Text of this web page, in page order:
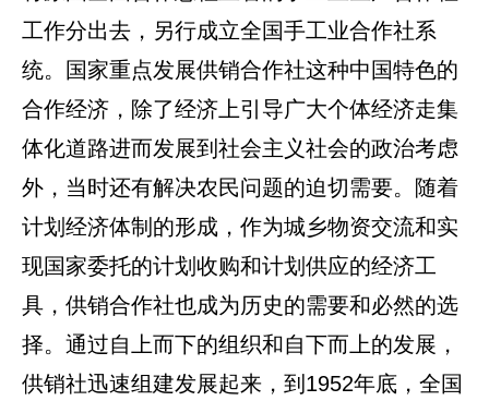
工作分出去，另行成立全国手工业合作社系
统。国家重点发展供销合作社这种中国特色的
合作经济，除了经济上引导广大个体经济走集
体化道路进而发展到社会主义社会的政治考虑
外，当时还有解决农民问题的迫切需要。随着
计划经济体制的形成，作为城乡物资交流和实
现国家委托的计划收购和计划供应的经济工
具，供销合作社也成为历史的需要和必然的选
择。通过自上而下的组织和自下而上的发展，
供销社迅速组建发展起来，到1952年底，全国